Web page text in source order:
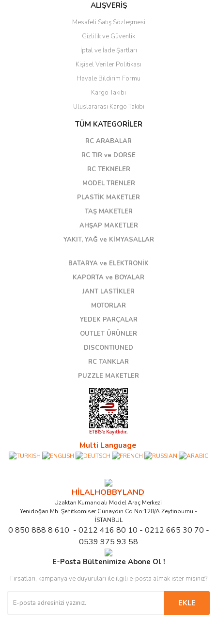
ALIŞVERİŞ
Mesafeli Satış Sözleşmesi
Gizlilik ve Güvenlik
İptal ve İade Şartları
Kişisel Veriler Politikası
Havale Bildirim Formu
Kargo Takibi
Uluslararası Kargo Takibi
TÜM KATEGORİLER
RC ARABALAR
RC TIR ve DORSE
RC TEKNELER
MODEL TRENLER
PLASTİK MAKETLER
TAŞ MAKETLER
AHŞAP MAKETLER
YAKIT, YAĞ ve KİMYASALLAR
BATARYA ve ELEKTRONİK
KAPORTA ve BOYALAR
JANT LASTİKLER
MOTORLAR
YEDEK PARÇALAR
OUTLET ÜRÜNLER
DISCONTIUNED
RC TANKLAR
PUZZLE MAKETLER
Multi Language
HİLALHOBBYLAND
Uzaktan Kumandalı Model Araç Merkezi
Yenidoğan Mh. Şehitkomiser Günaydın Cd.No:128/A Zeytinburnu -
İSTANBUL
0 850 888 8 610 - 0212 416 80 10 - 0212 665 30 70 -
0539 975 93 58
E-Posta Bültenimize Abone Ol !
Fırsatları, kampanya ve duyuruları ile ilgili e-posta almak ister misiniz?
EKLE